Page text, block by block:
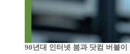
90년대 인터넷 붐과 닷컴 버블